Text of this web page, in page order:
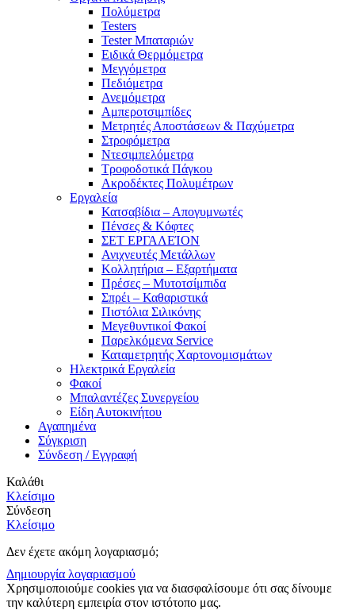
Πολύμετρα
Testers
Tester Μπαταριών
Ειδικά Θερμόμετρα
Μεγγόμετρα
Πεδιόμετρα
Ανεμόμετρα
Αμπεροτσιμπίδες
Μετρητές Αποστάσεων & Παχύμετρα
Στροφόμετρα
Ντεσιμπελόμετρα
Τροφοδοτικά Πάγκου
Ακροδέκτες Πολυμέτρων
Εργαλεία
Κατσαβίδια – Απογυμνωτές
Πένσες & Κόφτες
ΣΕΤ ΕΡΓΑΛΕΊΟΝ
Ανιχνευτές Μετάλλων
Κολλητήρια – Εξαρτήματα
Πρέσες – Μυτοτσίμπιδα
Σπρέι – Καθαριστικά
Πιστόλια Σιλικόνης
Μεγεθυντικοί Φακοί
Παρελκόμενα Service
Καταμετρητής Χαρτονομισμάτων
Ηλεκτρικά Εργαλεία
Φακοί
Μπαλαντέζες Συνεργείου
Είδη Αυτοκινήτου
Αγαπημένα
Σύγκριση
Σύνδεση / Εγγραφή
Καλάθι
Κλείσιμο
Σύνδεση
Κλείσιμο
Δεν έχετε ακόμη λογαριασμό;
Δημιουργία λογαριασμού
Χρησιμοποιούμε cookies για να διασφαλίσουμε ότι σας δίνουμε
την καλύτερη εμπειρία στον ιστότοπο μας.